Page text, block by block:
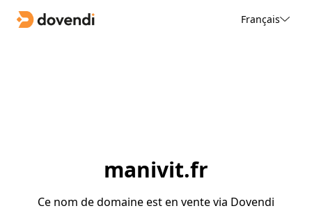
Français
manivit.fr
Ce nom de domaine est en vente via Dovendi